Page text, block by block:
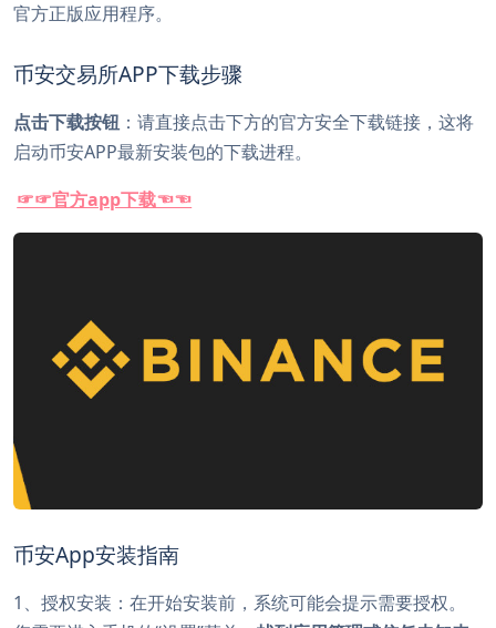
官方正版应用程序。
币安交易所APP下载步骤
点击下载按钮 ：请直接点击下方的官方安全下载链接，这将
启动币安APP最新安装包的下载进程。
☞☞官方app下载☜☜
币安App安装指南
1、授权安装：在开始安装前，系统可能会提示需要授权。